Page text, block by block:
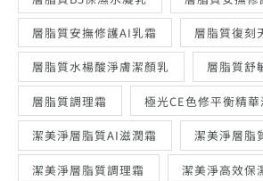
層脂質安撫修護AI乳霜 層脂質復刻
層脂質水楊酸淨膚潔顏乳 層脂質舒
層脂質調理霜 極光CE色修平衡精華
潔美淨層脂質AI滋潤霜 潔美淨層脂
潔美淨層脂質調理霜 潔美淨高效保